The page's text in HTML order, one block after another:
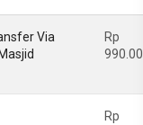
Via
Rp
Rp